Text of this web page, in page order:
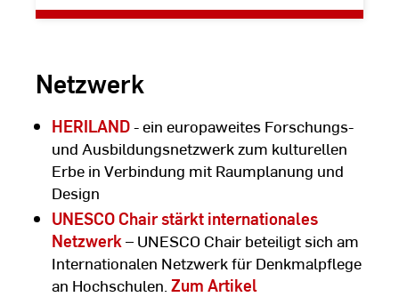
Netzwerk
HERILAND- ein europaweites Forschungs-
und Ausbildungsnetzwerk zum kulturellen
Erbe in Verbindung mit Raumplanung und
Design
UNESCO Chair stärkt internationales
Netzwerk – UNESCO Chair beteiligt sich am
Internationalen Netzwerk für Denkmalpflege
an Hochschulen. Zum Artikel